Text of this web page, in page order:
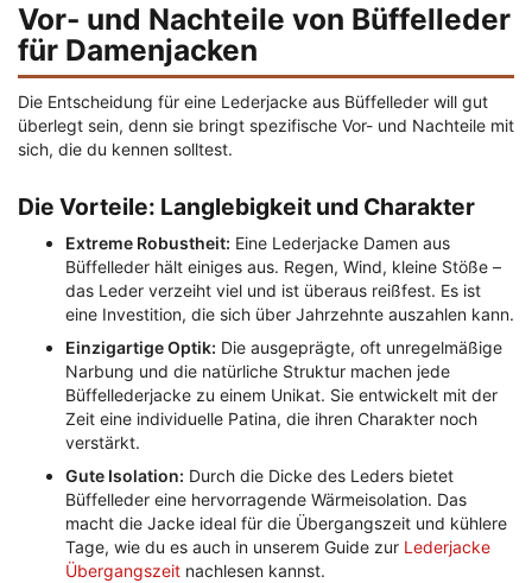
Vor- und Nachteile von Büffelleder
für Damenjacken
Die Entscheidung für eine Lederjacke aus Büffelleder will gut
überlegt sein, denn sie bringt spezifische Vor- und Nachteile mit
sich, die du kennen solltest.
Die Vorteile: Langlebigkeit und Charakter
Extreme Robustheit: Eine Lederjacke Damen aus
Büffelleder hält einiges aus. Regen, Wind, kleine Stöße –
das Leder verzeiht viel und ist überaus reißfest. Es ist
eine Investition, die sich über Jahrzehnte auszahlen kann.
Einzigartige Optik: Die ausgeprägte, oft unregelmäßige
Narbung und die natürliche Struktur machen jede
Büffellederjacke zu einem Unikat. Sie entwickelt mit der
Zeit eine individuelle Patina, die ihren Charakter noch
verstärkt.
Gute Isolation: Durch die Dicke des Leders bietet
Büffelleder eine hervorragende Wärmeisolation. Das
macht die Jacke ideal für die Übergangszeit und kühlere
Tage, wie du es auch in unserem Guide zur Lederjacke
Übergangszeit nachlesen kannst.